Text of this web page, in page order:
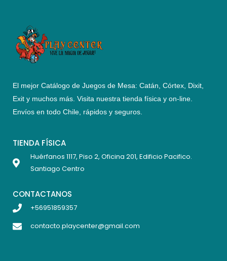
El mejor Catálogo de Juegos de Mesa: Catán, Córtex, Dixit,
Exit y muchos más. Visita nuestra tienda física y on-line.
Envíos en todo Chile, rápidos y seguros
TIENDA FÍSICA
Huérfanos 1117, Piso 2, Oficina 201, Edificio Pacifico.
Santiago Centro
CONTACTANOS
+56951859357
contacto.playcenter@gmail.com